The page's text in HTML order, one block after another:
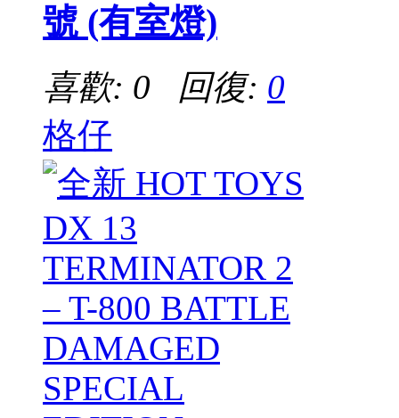
號 (有室燈)
喜歡: 0 回復: 0
格仔